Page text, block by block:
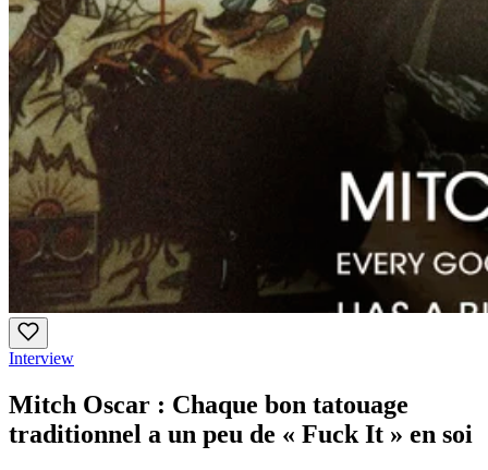
Interview
Mitch Oscar : Chaque bon tatouage
traditionnel a un peu de « Fuck It » en soi